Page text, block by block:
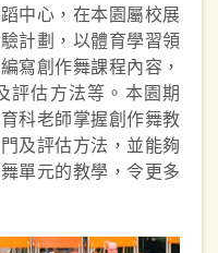
中心，在本園屬校展
計劃，以體育學習領
寫創作舞課程內容，
評估方法等。本園期
科老師掌握創作舞教
及評估方法，並能夠
單元的教學，令更多